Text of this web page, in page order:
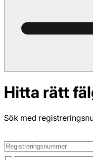
Hitta rätt
Sök med